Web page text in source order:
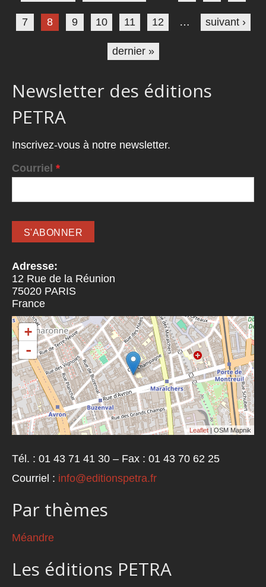
7 8 9 10 11 12 … suivant ›
dernier »
Newsletter des éditions
PETRA
Inscrivez-vous à notre newsletter.
Courriel *
Adresse:
12 Rue de la Réunion
75020 PARIS
France
+
-
Leaflet | OSM Mapnik
Tél. : 01 43 71 41 30 – Fax : 01 43 70 62 25
Courriel : info@editionspetra.fr
Par thèmes
Méandre
Les éditions PETRA